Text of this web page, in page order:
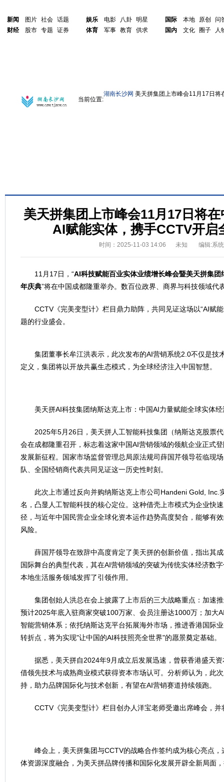
新闻 图片 社会 话题
财经
股市 专题 证券
娱乐 电影 八卦 明星
体育
军事 教育 供求
国际 本地 原创
问
国内
文化 圈子 人
当前位置:
湖南长沙网 美天拼集团上市峰会11月17日将
美天拼集团上市峰会11月17日将
AI赋能实体，携手CCTV开启
时间：2025-11-03 14:06 未知 编辑:系
11月17日，“AI科技赋能百业实体业绩增长峰会暨美天拼集
年庆典”将在中国成都隆重举办。数百位政界、商界与科技领域代
CCTV《完美变型计》栏目鼎力助阵，共同见证这场以“AI赋
题的行业盛会。
集团董事长牟江洪表示，此次发布的AI营销系统2.0不仅是技
定义，集团将以开放共赢生态模式，为全球经济注入中国智慧。
美天拼AI科技集团纳斯达克上市：中国AI力量赋能全球实体经
2025年5月26日，美天拼人工智能科技集团（纳斯达克股票
会在成都隆重召开，标志着这家中国AI营销领域的领航企业正式
发展新征程。国家市场监督管理总局原法规司薛国芹领导莅临现
队、全国经销商代表共同见证这一历史性时刻。
此次上市通过反向并购纳斯达克上市公司Handeni Gold, Inc.
名，凸显人工智能科技的核心定位。这种借壳上市模式为企业快
径，与近年中国民营企业全球化资本运作趋势高度契合，能够有
风险。
薛国芹领导在致辞中高度肯定了美天拼的创新价值，指出其
国际舞台的典型代表，其在AI营销领域的突破为传统实体经济数
本地生活服务领域发挥了引领作用。
集团创始人洪总在会上披露了上市后的三大战略重点：加速
预计2025年底入驻商家突破100万家、会员注册达1000万；加大
智能营销体系；依托纳斯达克平台拓展海外市场，推进香港国际
转折点，将为实现"让中国的AI科技照亮全世界"的愿景奠定基础。
据悉，美天拼自2024年9月成立后发展迅速，曾获香港盛天
借领先技术与成熟商业模式获得资本市场认可。分析师认为，此
持，助力品牌国际化与技术创新，有望在AI营销赛道持续领跑。
CCTV《完美变型计》栏目创办人洋宝老师受邀出席峰会，
峰会上，美天拼集团与CCTV的战略合作签约成为核心亮点
体资源深度融合，为美天拼品牌传播和国际化发展开辟全新局面